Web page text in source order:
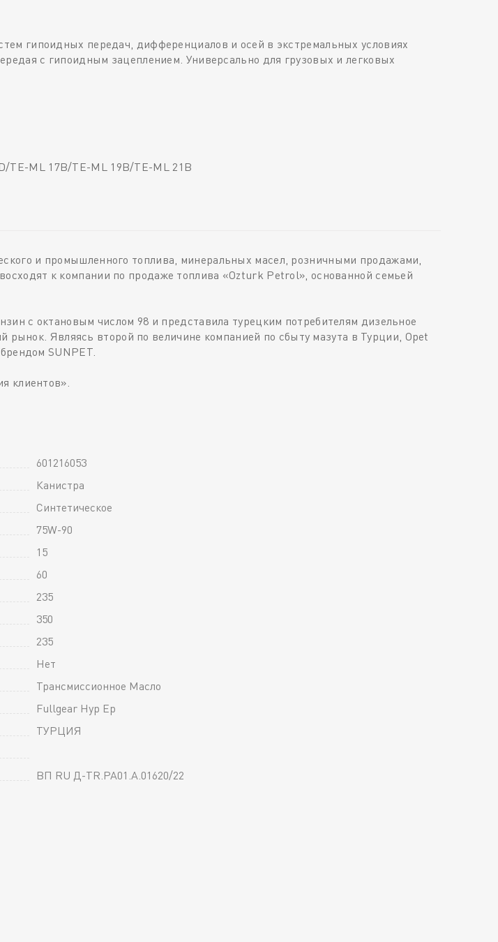
гипоидных передач, дифференциалов и осей в экстремальных условиях
с гипоидным зацеплением. Универсально для грузовых и легковых
TE-ML 17B/TE-ML 19B/TE-ML 21B
и промышленного топлива, минеральных масел, розничными продажами,
к компании по продаже топлива «Ozturk Petrol», основанной семьей
с октановым числом 98 и представила турецким потребителям дизельное
Являясь второй по величине компанией по сбыту мазута в Турции, Opet
SUNPET.
клиентов».
601216053
Канистра
Синтетическое
75W-90
15
60
235
350
235
Нет
Трансмиссионное Масло
Fullgear Hyp Ep
ТУРЦИЯ
ВП RU Д-TR.РА01.А.01620/22